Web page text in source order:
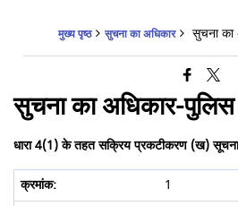
मुख्य पृष्ठ सुचना का अधिकार सुचना का
सुचना का अधिकार-
धारा 4(1) के तहत सक्रिय प्रकटीकरण (ख)
1